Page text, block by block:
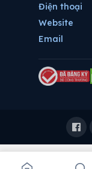
Điện thoại
Website
Email